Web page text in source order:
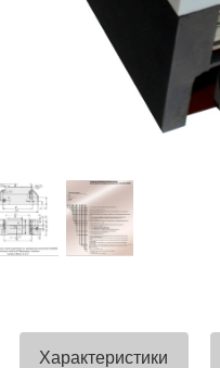
Претензий
опор высокого
слоя древесины
(опоры ЛЭП),
компания
опор ЛЭП
документами.
ответственным
вы
Характеристики